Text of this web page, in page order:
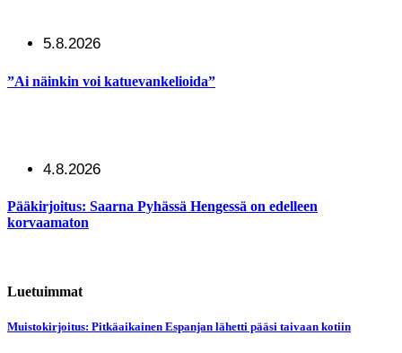
5.8.2026
”Ai näinkin voi katuevankelioida”
4.8.2026
Pääkirjoitus: Saarna Pyhässä Hengessä on edelleen
korvaamaton
Luetuimmat
Muistokirjoitus: Pitkäaikainen Espanjan lähetti pääsi taivaan kotiin